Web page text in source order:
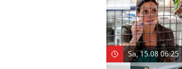
Sa, 15.08 06:25